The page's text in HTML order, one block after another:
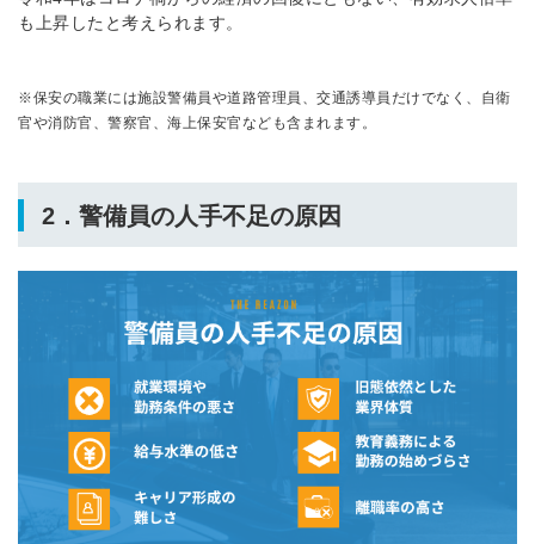
も上昇したと考えられます。
※保安の職業には施設警備員や道路管理員、交通誘導員だけでなく、自衛
官や消防官、警察官、海上保安官なども含まれます。
2．警備員の人手不足の原因